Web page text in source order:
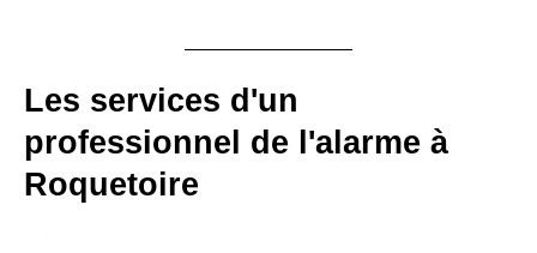
Les services d'un
professionnel de l'alarme à
Roquetoire